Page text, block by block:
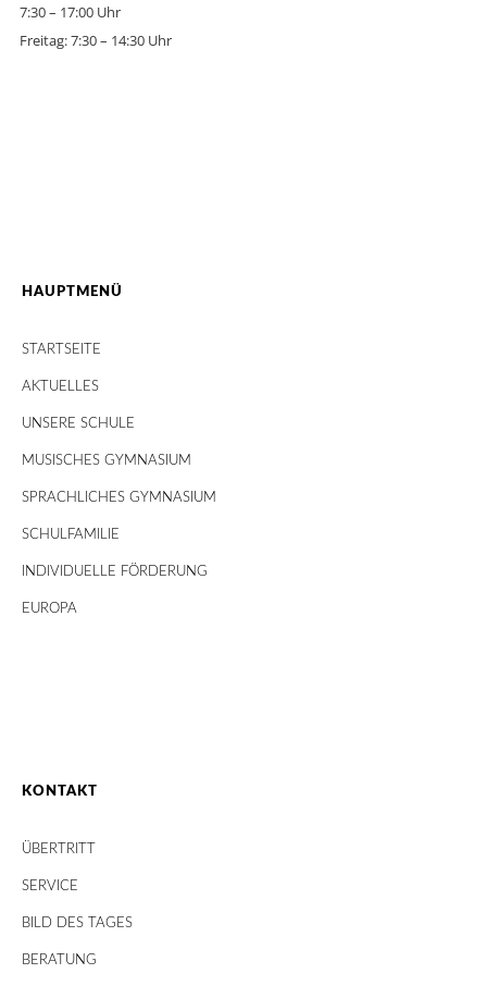
7:30 – 17:00 Uhr
Freitag: 7:30 – 14:30 Uhr
HAUPTMENÜ
STARTSEITE
AKTUELLES
UNSERE SCHULE
MUSISCHES GYMNASIUM
SPRACHLICHES GYMNASIUM
SCHULFAMILIE
INDIVIDUELLE FÖRDERUNG
EUROPA
KONTAKT
ÜBERTRITT
SERVICE
BILD DES TAGES
BERATUNG